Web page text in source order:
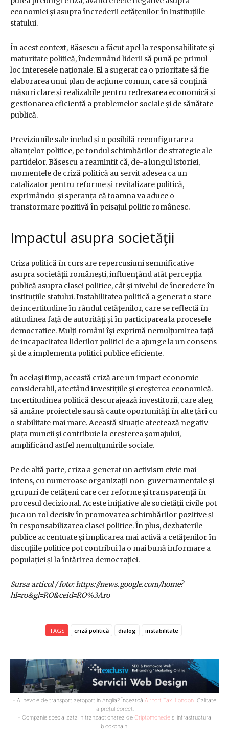
economiei și asupra încrederii cetățenilor în instituțiile
statului.
În acest context, Băsescu a făcut apel la responsabilitate și
maturitate politică, îndemnând liderii să pună pe primul
loc interesele naționale. El a sugerat ca o prioritate să fie
elaborarea unui plan de acțiune comun, care să conțină
măsuri clare și realizabile pentru redresarea economică și
gestionarea eficientă a problemelor sociale și de sănătate
publică.
Previziunile sale includ și o posibilă reconfigurare a
alianțelor politice, pe fondul schimbărilor de strategie ale
partidelor. Băsescu a reamintit că, de-a lungul istoriei,
momentele de criză politică au servit adesea ca un
catalizator pentru reforme și revitalizare politică,
exprimându-și speranța că toamna va aduce o
transformare pozitivă în peisajul politic românesc.
Impactul asupra societății
Criza politică în curs are repercusiuni semnificative
asupra societății românești, influențând atât percepția
publică asupra clasei politice, cât și nivelul de încredere în
instituțiile statului. Instabilitatea politică a generat o stare
de incertitudine în rândul cetățenilor, care se reflectă în
atitudinea față de autorități și în participarea la procesele
democratice. Mulți români își exprimă nemulțumirea față
de incapacitatea liderilor politici de a ajunge la un consens
și de a implementa politici publice eficiente.
În același timp, această criză are un impact economic
considerabil, afectând investițiile și creșterea economică.
Incertitudinea politică descurajează investitorii, care aleg
să amâne proiectele sau să caute oportunități în alte țări cu
o stabilitate mai mare. Această situație afectează negativ
piața muncii și contribuie la creșterea șomajului,
amplificând astfel nemulțumirile sociale.
Pe de altă parte, criza a generat un activism civic mai
intens, cu numeroase organizații non-guvernamentale și
grupuri de cetățeni care cer reforme și transparență în
procesul decizional. Aceste inițiative ale societății civile pot
juca un rol decisiv în promovarea schimbărilor pozitive și
în responsabilizarea clasei politice. În plus, dezbaterile
publice accentuate și implicarea mai activă a cetățenilor în
discuțiile politice pot contribui la o mai bună informare a
populației și la întărirea democrației.
Sursa articol / foto: https://news.google.com/home?
hl=ro&gl=RO&ceid=RO%3Aro
TAGS criză politică dialog instabilitate
- Ai nevoie de transport aeroport in Anglia? Încearcă Airport Taxi London. Calitate
la prețul corect.
- Companie specializata in tranzactionarea de Criptomonede si infrastructura
blockchain.